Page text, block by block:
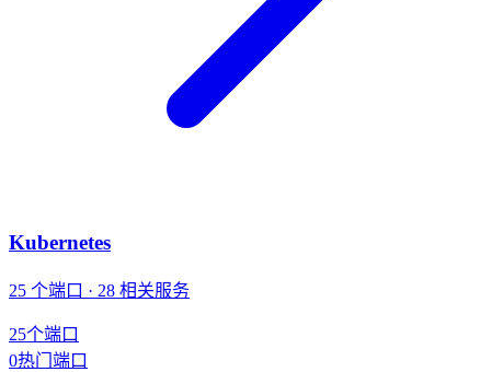
Kubernetes
25 个端口 · 28 相关服务
25个端口
0热门端口